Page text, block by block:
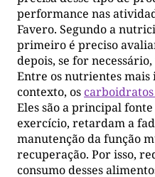
performance nas
Favero. Segundo a
primeiro é preciso
depois, se for
Entre os nutrientes mais
contexto, os carboidratos
Eles são a principal
exercício, retardam a
manutenção da função
recuperação. Por isso,
consumo desses